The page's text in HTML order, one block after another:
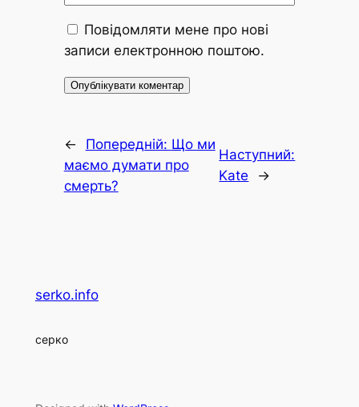
Повідомляти мене про нові
записи електронною поштою.
← Попередній: Що ми
маємо думати про
смерть?
Наступний:
Kate
→
serko.info
серко